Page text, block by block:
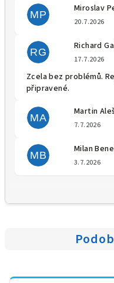
MP
Miroslav
20.7.2026
RG
Richard
17.7.2026
Zcela bez problémů.
připravené.
MA
Martin Aleš
7.7.2026
MB
Milan
3.7.2026